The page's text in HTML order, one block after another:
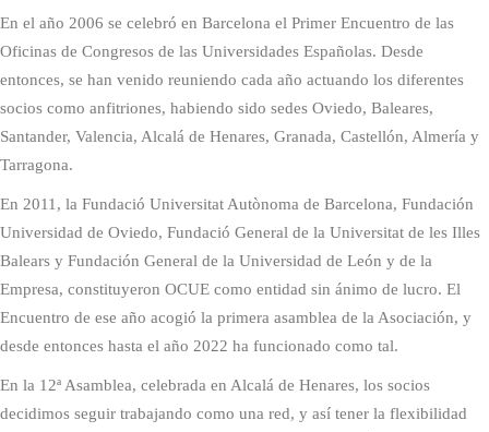
En el año 2006 se celebró en Barcelona el Primer Encuentro de las
Oficinas de Congresos de las Universidades Españolas. Desde
entonces, se han venido reuniendo cada año actuando los diferentes
socios como anfitriones, habiendo sido sedes Oviedo, Baleares,
Santander, Valencia, Alcalá de Henares, Granada, Castellón, Almería y
Tarragona.
En 2011, la Fundació Universitat Autònoma de Barcelona, Fundación
Universidad de Oviedo, Fundació General de la Universitat de les Illes
Balears y Fundación General de la Universidad de León y de la
Empresa, constituyeron OCUE como entidad sin ánimo de lucro. El
Encuentro de ese año acogió la primera asamblea de la Asociación, y
desde entonces hasta el año 2022 ha funcionado como tal.
En la 12ª Asamblea, celebrada en Alcalá de Henares, los socios
decidimos seguir trabajando como una red, y así tener la flexibilidad